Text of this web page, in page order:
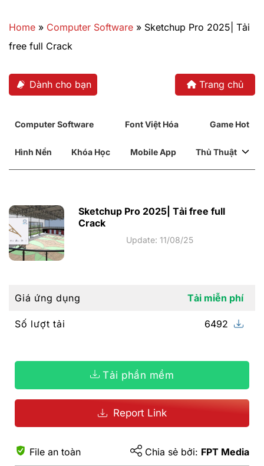
qua
dung
Home » Computer Software » Sketchup Pro 2025| Tải
free full Crack
Dành cho bạn Trang chủ
Computer Software Font Việt Hóa Game Hot
Hình Nền Khóa Học Mobile App Thủ Thuật
Sketchup Pro 2025| Tải free full
Crack
Update: 11/08/25
Giá ứng dụng Tải miễn phí
Số lượt tải 6492
Tải phần mềm
Report Link
File an toàn Chia sẻ bởi: FPT Media